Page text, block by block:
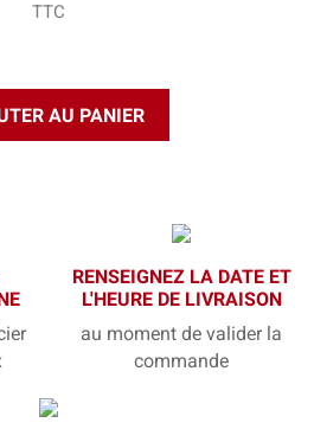
TTC
AU PANIER
RENSEIGNEZ LA DATE ET
L'HEURE DE LIVRAISON
au moment de valider la
commande